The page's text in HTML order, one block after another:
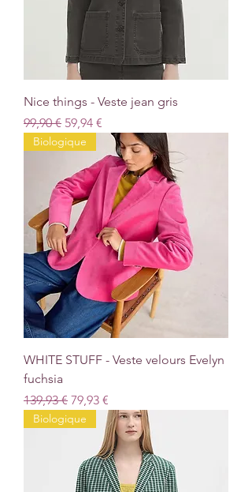
Nice things - Veste jean gris
Prix original
99,90 € Prix promotionnel
59,94 €
Biologique
WHITE STUFF - Veste velours Evelyn
fuchsia
Prix original
139,93 € Prix promotionnel
79,93 €
Biologique